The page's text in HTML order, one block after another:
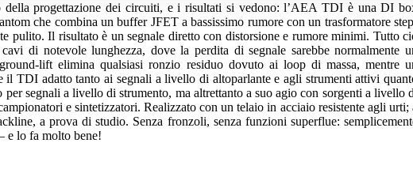
della progettazione dei circuiti, e i risultati si vedono: l’AEA TDI è una DI
che combina un buffer JFET a bassissimo rumore con un trasformatore
pulito. Il risultato è un segnale diretto con distorsione e rumore minimi. Tutto
di notevole lunghezza, dove la perdita di segnale sarebbe normalmente
lift elimina qualsiasi ronzio residuo dovuto ai loop di massa, mentre
il TDI adatto tanto ai segnali a livello di altoparlante e agli strumenti attivi
per segnali a livello di strumento, ma altrettanto a suo agio con sorgenti a livello
e sintetizzatori. Realizzato con un telaio in acciaio resistente agli urti;
a prova di studio. Senza fronzoli, senza funzioni superflue:
e lo fa molto bene!